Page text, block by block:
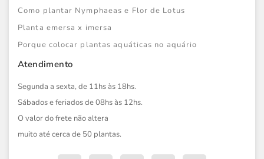
Como plantar Nymphaeas e Flor de Lotus
Planta emersa x imersa
Porque colocar plantas aquáticas no aquário
Atendimento
Segunda a sexta, de 11hs às 18hs.
Sábados e feriados de 08hs às 12hs.
O valor do frete não altera
muito até cerca de 50 plantas.